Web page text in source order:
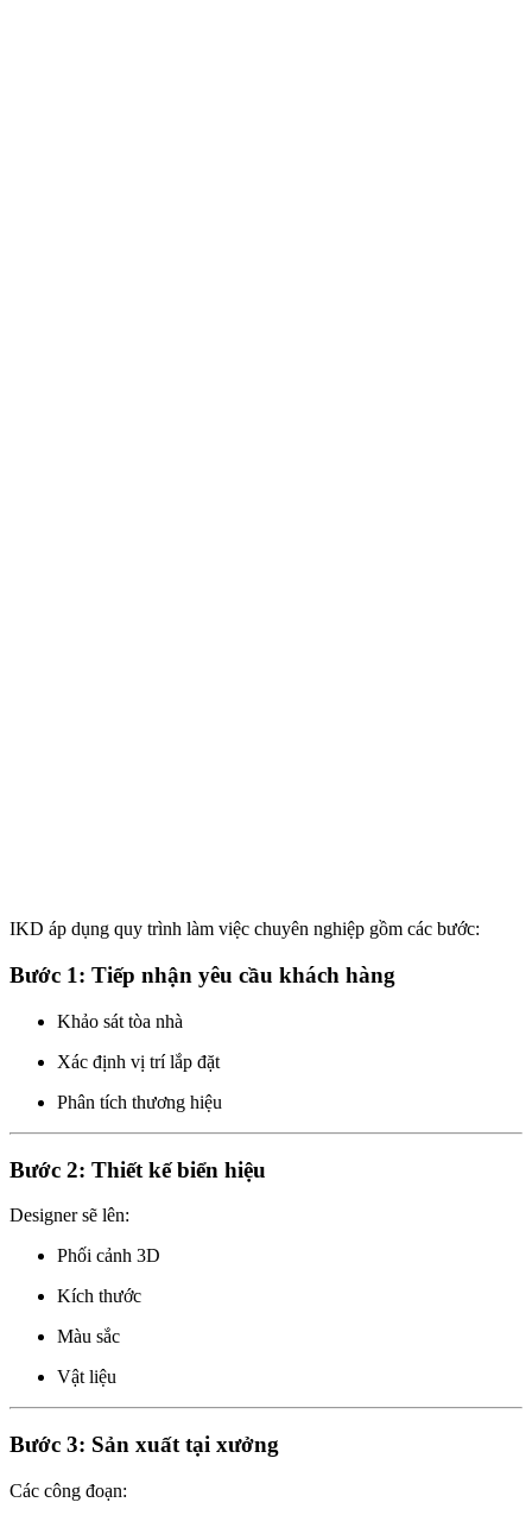
IKD áp dụng quy trình làm việc chuyên nghiệp gồm các bước:
Bước 1: Tiếp nhận yêu cầu khách hàng
Khảo sát tòa nhà
Xác định vị trí lắp đặt
Phân tích thương hiệu
Bước 2: Thiết kế biển hiệu
Designer sẽ lên:
Phối cảnh 3D
Kích thước
Màu sắc
Vật liệu
Bước 3: Sản xuất tại xưởng
Các công đoạn: